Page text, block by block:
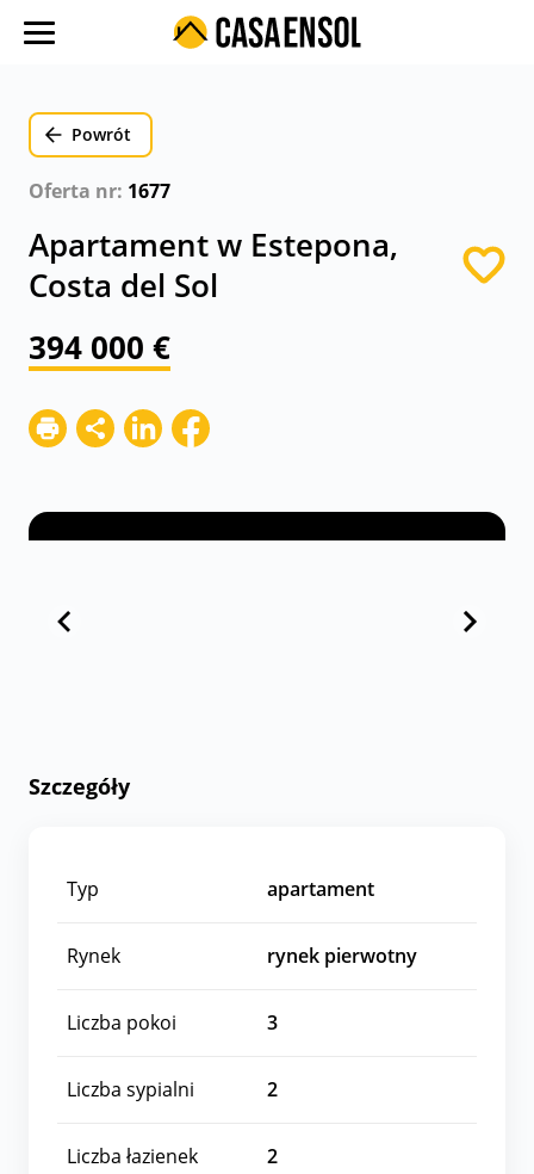
Oferty w regionach
Ulubione oferty
Koszty
Kontakt
Powrót
Oferta nr: 1677
Apartament w Estepona,
Costa del Sol
394 000 €
Szczegóły
Typ apartament
Rynek rynek pierwotny
Liczba pokoi 3
Liczba sypialni 2
Liczba łazienek
2